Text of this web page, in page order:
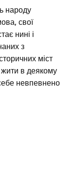
народу
свої
нині і
з
міст
в деякому
невпевнено